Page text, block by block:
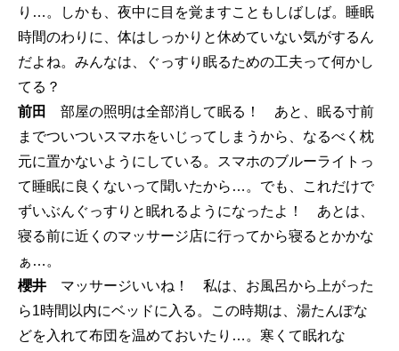
り…。しかも、夜中に目を覚ますこともしばしば。睡眠
時間のわりに、体はしっかりと休めていない気がするん
だよね。みんなは、ぐっすり眠るための工夫って何かし
てる？
前田
部屋の照明は全部消して眠る！ あと、眠る寸前
までついついスマホをいじってしまうから、なるべく枕
元に置かないようにしている。スマホのブルーライトっ
て睡眠に良くないって聞いたから…。でも、これだけで
ずいぶんぐっすりと眠れるようになったよ！ あとは、
寝る前に近くのマッサージ店に行ってから寝るとかかな
ぁ…。
櫻井 マッサージいいね！ 私は、お風呂から上がった
ら1時間以内にベッドに入る。この時期は、湯たんぽな
どを入れて布団を温めておいたり…。寒くて眠れな